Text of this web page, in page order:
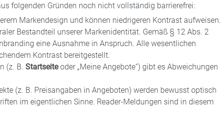
folgenden Gründen noch nicht vollständig barrierefrei:
Markendesign und können niedrigeren Kontrast aufweisen.
Bestandteil unserer Markenidentität. Gemäß § 12 Abs. 2
eine Ausnahme in Anspruch. Alle wesentlichen
Kontrast bereitgestellt.
(z. B. Startseiteoder „Meine Angebote“) gibt es Abweichungen
(z. B. Preisangaben in Angeboten) werden bewusst optisch
im eigentlichen Sinne. Reader-Meldungen sind in diesem